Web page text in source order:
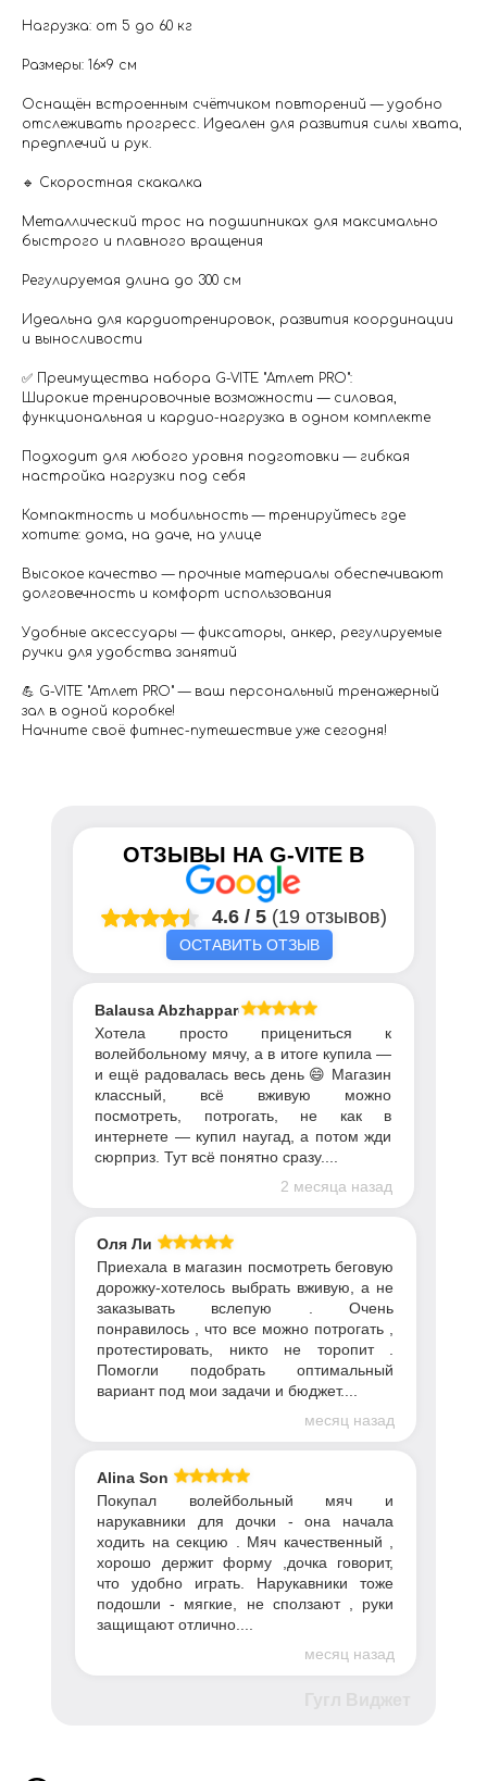
Нагрузка: от 5 до 60 кг
Размеры: 16×9 см
Оснащён встроенным счётчиком повторений — удобно
отслеживать прогресс. Идеален для развития силы хвата,
предплечий и рук.
🔹 Скоростная скакалка
Металлический трос на подшипниках для максимально
быстрого и плавного вращения
Регулируемая длина до 300 см
Идеальна для кардиотренировок, развития координации
и выносливости
✅ Преимущества набора G-VITE "Атлет PRO":
Широкие тренировочные возможности — силовая,
функциональная и кардио-нагрузка в одном комплекте
Подходит для любого уровня подготовки — гибкая
настройка нагрузки под себя
Компактность и мобильность — тренируйтесь где
хотите: дома, на даче, на улице
Высокое качество — прочные материалы обеспечивают
долговечность и комфорт использования
Удобные аксессуары — фиксаторы, анкер, регулируемые
ручки для удобства занятий
💪 G-VITE "Атлет PRO" — ваш персональный тренажерный
зал в одной коробке!
Начните своё фитнес-путешествие уже сегодня!
ОТЗЫВЫ НА G-VITE В
4.6 / 5 (19 отзывов)
ОСТАВИТЬ ОТЗЫВ
Balausa Abzhapparova
Хотела просто прицениться к
волейбольному мячу, а в итоге купила —
и ещё радовалась весь день 😄 Магазин
классный, всё вживую можно
посмотреть, потрогать, не как в
интернете — купил наугад, а потом жди
сюрприз. Тут всё понятно сразу....
2 месяца назад
Оля Ли
Приехала в магазин посмотреть беговую
дорожку-хотелось выбрать вживую, а не
заказывать вслепую . Очень
понравилось , что все можно потрогать ,
протестировать, никто не торопит .
Помогли подобрать оптимальный
вариант под мои задачи и бюджет....
месяц назад
Alina Son
Покупал волейбольный мяч и
нарукавники для дочки - она начала
ходить на секцию . Мяч качественный ,
хорошо держит форму ,дочка говорит,
что удобно играть. Нарукавники тоже
подошли - мягкие, не сползают , руки
защищают отлично....
месяц назад